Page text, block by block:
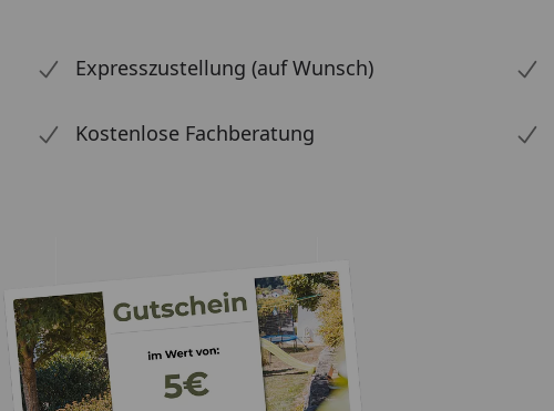
Expresszustellung (auf Wunsch)
Kostenlose Fachberatung